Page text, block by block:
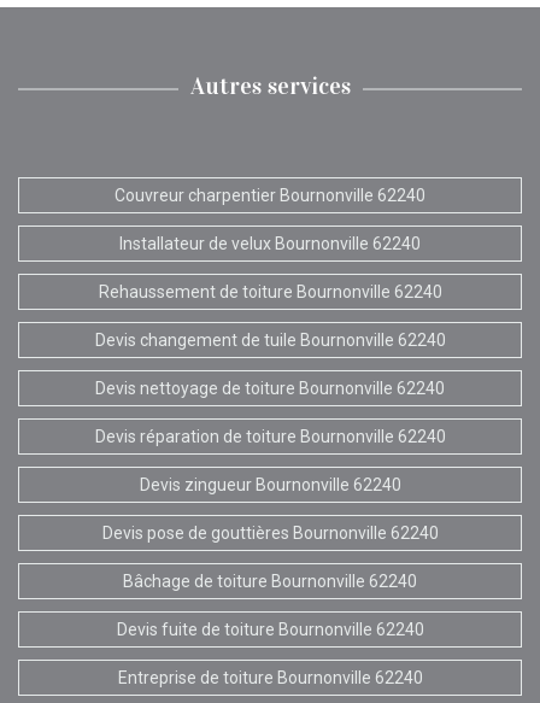
Autres services
Couvreur charpentier Bournonville 62240
Installateur de velux Bournonville 62240
Rehaussement de toiture Bournonville 62240
Devis changement de tuile Bournonville 62240
Devis nettoyage de toiture Bournonville 62240
Devis réparation de toiture Bournonville 62240
Devis zingueur Bournonville 62240
Devis pose de gouttières Bournonville 62240
Bâchage de toiture Bournonville 62240
Devis fuite de toiture Bournonville 62240
Entreprise de toiture Bournonville 62240